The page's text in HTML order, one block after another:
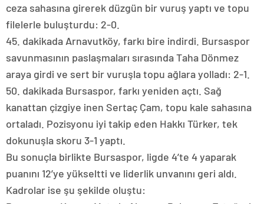
ceza sahasına girerek düzgün bir vuruş yaptı ve topu
filelerle buluşturdu: 2-0.
45. dakikada Arnavutköy, farkı bire indirdi. Bursaspor
savunmasının paslaşmaları sırasında Taha Dönmez
araya girdi ve sert bir vuruşla topu ağlara yolladı: 2-1.
50. dakikada Bursaspor, farkı yeniden açtı. Sağ
kanattan çizgiye inen Sertaç Çam, topu kale sahasına
ortaladı. Pozisyonu iyi takip eden Hakkı Türker, tek
dokunuşla skoru 3-1 yaptı.
Bu sonuçla birlikte Bursaspor, ligde 4’te 4 yaparak
puanını 12’ye yükseltti ve liderlik unvanını geri aldı.
Kadrolar ise şu şekilde oluştu: